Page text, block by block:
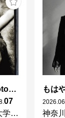
mitch ikeda photography exhibition「rocks」
07
リー
2026 06
神奈川